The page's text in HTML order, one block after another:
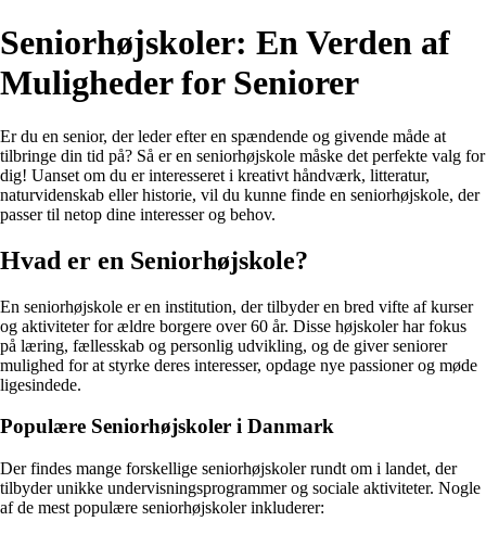
Seniorhøjskoler: En Verden af
Muligheder for Seniorer
Er du en senior, der leder efter en spændende og givende måde at
tilbringe din tid på? Så er en seniorhøjskole måske det perfekte valg for
dig! Uanset om du er interesseret i kreativt håndværk, litteratur,
naturvidenskab eller historie, vil du kunne finde en seniorhøjskole, der
passer til netop dine interesser og behov.
Hvad er en Seniorhøjskole?
En seniorhøjskole er en institution, der tilbyder en bred vifte af kurser
og aktiviteter for ældre borgere over 60 år. Disse højskoler har fokus
på læring, fællesskab og personlig udvikling, og de giver seniorer
mulighed for at styrke deres interesser, opdage nye passioner og møde
ligesindede.
Populære Seniorhøjskoler i Danmark
Der findes mange forskellige seniorhøjskoler rundt om i landet, der
tilbyder unikke undervisningsprogrammer og sociale aktiviteter. Nogle
af de mest populære seniorhøjskoler inkluderer: